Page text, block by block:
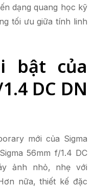
dạng quang học kỹ
tối ưu giữa tính linh
bật của
DC DN
mới của Sigma
56mm f/1.4 DC
ảnh nhỏ, nhẹ với
nữa, thiết kế đặc